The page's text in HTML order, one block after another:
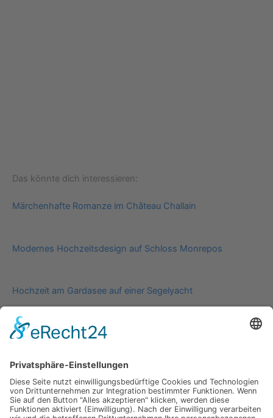
Das könnte dich interessieren:
Märchenhafte Romanze im Château Challain
Modernes Hochzeitsdesign auf Schloss Monrepos
Hochzeit am Gardasee auf einer Segelyacht
Impressum
About
Einsendung
AGB
Datenschutzerklärung